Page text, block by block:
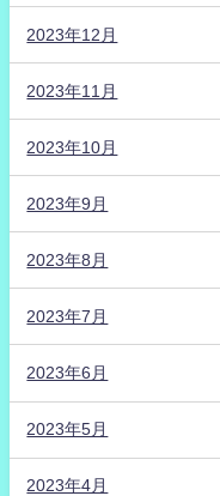
2023年12月
2023年11月
2023年10月
2023年9月
2023年8月
2023年7月
2023年6月
2023年5月
2023年4月